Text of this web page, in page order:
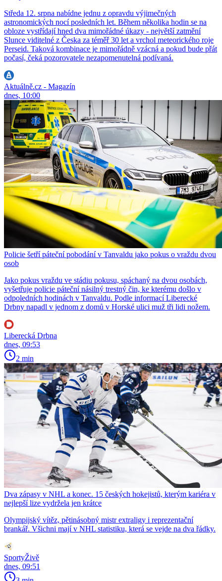
Středa 12. srpna nabídne jednu z opravdu výjimečných
astronomických nocí posledních let. Během několika hodin se na
obloze vystřídají hned dva mimořádné úkazy - největší zatmění
Slunce viditelné z Česka za téměř 30 let a vrchol meteorického roje
Perseid. Taková kombinace je mimořádně vzácná a pokud bude přát
počasí, čeká pozorovatele nezapomenutelná podívaná.
Aktuálně.cz - Magazín
dnes, 10:00
Policie šetří páteční pobodání v Tanvaldu jako pokus o vraždu dvou
osob
Jako pokus vraždu ve stádiu pokusu, spáchaný na dvou osobách,
vyšetřuje policie páteční násilný trestný čin, ke kterému došlo v
odpoledních hodinách v Tanvaldu. Podle informací Liberecké
Drbny napadl v jednom z domů v Horské ulici muž tři lidi nožem.
Liberecká Drbna
dnes, 09:53
2 min
Dva zápasy v NHL a konec. 15 českých hokejistů, kterým kariéra v
nejlepší lize vydržela jen krátce
Olympijský vítěz, pětinásobný mistr extraligy i reprezentační
brankář. Všichni mají v NHL statistiku, která se vejde na dva řádky.
SportyŽivě
dnes, 09:51